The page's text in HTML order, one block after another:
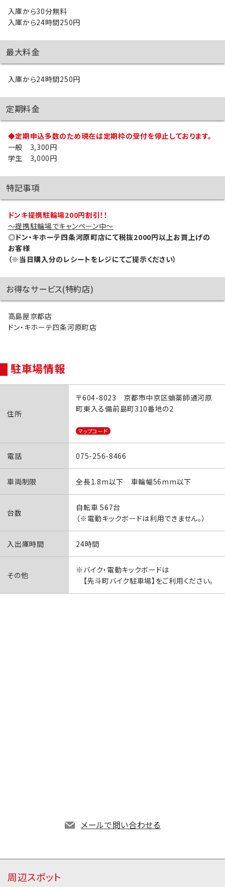
入庫から30分無料
入庫から24時間250円
最大料金
入庫から24時間250円
定期料金
◆定期申込多数のため現在は定期枠の受付を停止しております。
一般 3,300円
学生 3,000円
特記事項
ドンキ提携駐輪場200円割引！！
～提携駐輪場でキャンペーン中～
◎ドン・キホーテ四条河原町店にて税抜2000円以上お買上げの
お客様
（※当日購入分のレシートをレジにてご提示ください）
お得なサービス(特約店)
高島屋京都店
ドン・キホーテ四条河原町店
駐車場情報
住所
〒604-8023 京都市中京区蛸薬師通河原
町東入る備前島町310番地の2
マップコード
電話 075-256-8466
車両制限 全長1.8m以下 車輪幅56mm以下
台数
自転車 567台
（※電動キックボードは利用できません。）
入出庫時間 24時間
その他
※バイク・電動キックボードは
【先斗町バイク駐車場】をご利用ください。
X55S66Ieq6Lui6LuK6aeQ6Lyq5aC0!5e0!3m2!1sja!2sjp!4v1554
876094969!5m2!1sja!2sjp" width="600" height="450" frame
メールで問い合わせる
周辺スポット